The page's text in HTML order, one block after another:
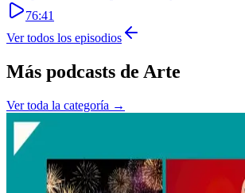
76:41
Ver todos los episodios
Más podcasts de Arte
Ver toda la categoría →